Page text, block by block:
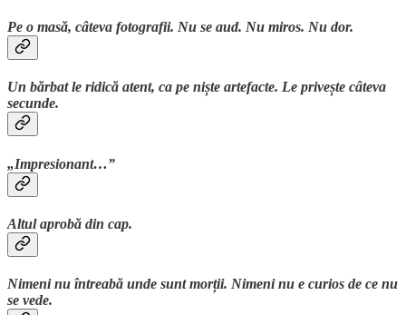
Pe o masă, câteva fotografii. Nu se aud. Nu miros. Nu dor.
Un bărbat le ridică atent, ca pe niște artefacte. Le privește câteva
secunde.
„Impresionant…”
Altul aprobă din cap.
Nimeni nu întreabă unde sunt morții. Nimeni nu e curios de ce nu
se vede.